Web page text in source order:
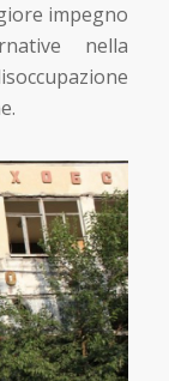
impegno
nella